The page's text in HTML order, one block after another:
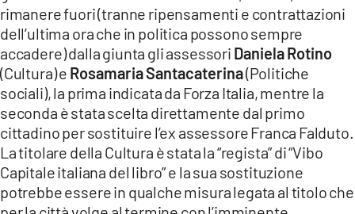
rimanere fuori (tranne ripensamenti e contrattazioni
dell’ultima ora che in politica possono sempre
accadere) dalla giunta gli assessori Daniela Rotino
(Cultura) e Rosamaria Santacaterina(Politiche
sociali), la prima indicata da Forza Italia, mentre la
seconda è stata scelta direttamente dal primo
cittadino per sostituire l’ex assessore Franca Falduto.
La titolare della Cultura è stata la “regista” di “Vibo
Capitale italiana del libro” e la sua sostituzione
potrebbe essere in qualche misura legata al titolo che